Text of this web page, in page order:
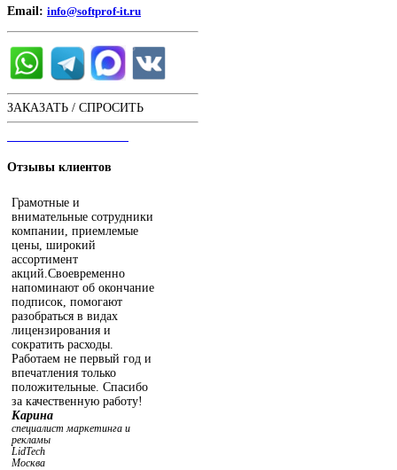
Email: info@softprof-it.ru
ЗАКАЗАТЬ / СПРОСИТЬ
Отзывы клиентов
Грамотные и
внимательные сотрудники
компании, приемлемые
цены, широкий
ассортимент
акций.Своевременно
напоминают об окончание
подписок, помогают
разобраться в видах
лицензирования и
сократить расходы.
Работаем не первый год и
впечатления только
положительные. Спасибо
за качественную работу!
Карина
специалист маркетинга и
рекламы
LidTech
Москва